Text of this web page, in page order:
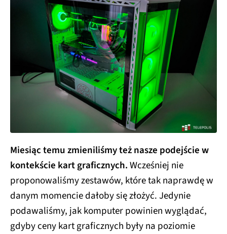
Miesiąc temu zmieniliśmy też nasze podejście w
kontekście kart graficznych.Wcześniej nie
proponowaliśmy zestawów, które tak naprawdę w
danym momencie dałoby się złożyć. Jedynie
podawaliśmy, jak komputer powinien wyglądać,
gdyby ceny kart graficznych były na poziomie